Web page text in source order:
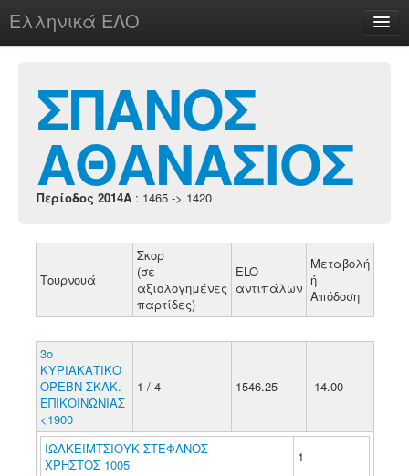
Ελληνικά ΕΛΟ
chesstu.be @ discord
Login
ΣΠΑΝΟΣ
ΑΘΑΝΑΣΙΟΣ
Περίοδος 2014A : 1465 -> 1420
Τουρνουά
Σκορ
(σε
αξιολογημένες
παρτίδες)
ELO
αντιπάλων
Μεταβολή
ή
Απόδοση
3ο
ΚΥΡΙΑΚΑΤΙΚΟ
ΟΡΕΒΝ ΣΚΑΚ.
ΕΠΙΚΟΙΝΩΝΙΑΣ
<1900
1 / 4 1546.25 -14.00
ΙΩΑΚΕΙΜΤΣΙΟΥΚ ΣΤΕΦΑΝΟΣ -
ΧΡΗΣΤΟΣ 1005
1